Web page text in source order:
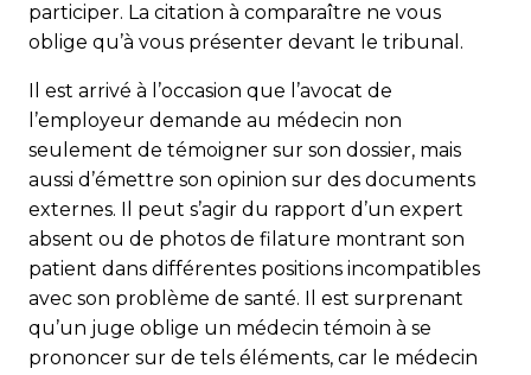
participer. La citation à comparaître ne vous
oblige qu’à vous présenter devant le tribunal.
Il est arrivé à l’occasion que l’avocat de
l’employeur demande au médecin non
seulement de témoigner sur son dossier, mais
aussi d’émettre son opinion sur des documents
externes. Il peut s’agir du rapport d’un expert
absent ou de photos de filature montrant son
patient dans différentes positions incompatibles
avec son problème de santé. Il est surprenant
qu’un juge oblige un médecin témoin à se
prononcer sur de tels éléments, car le médecin